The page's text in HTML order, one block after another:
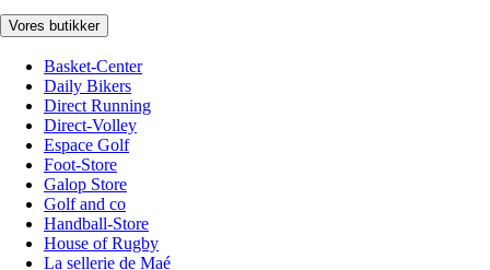
Vores butikker
Basket-Center
Daily Bikers
Direct Running
Direct-Volley
Espace Golf
Foot-Store
Galop Store
Golf and co
Handball-Store
House of Rugby
La sellerie de Maé